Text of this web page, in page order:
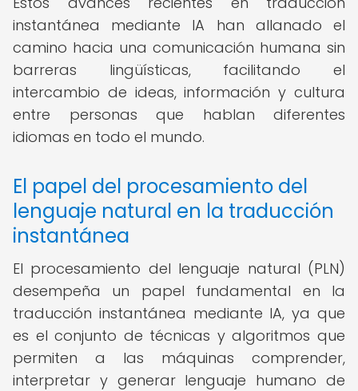
instantánea mediante IA han allanado el
camino hacia una comunicación humana sin
barreras lingüísticas, facilitando el
intercambio de ideas, información y cultura
entre personas que hablan diferentes
idiomas en todo el mundo.
El papel del procesamiento del
lenguaje natural en la traducción
instantánea
El procesamiento del lenguaje natural (PLN)
desempeña un papel fundamental en la
traducción instantánea mediante IA, ya que
es el conjunto de técnicas y algoritmos que
permiten a las máquinas comprender,
interpretar y generar lenguaje humano de